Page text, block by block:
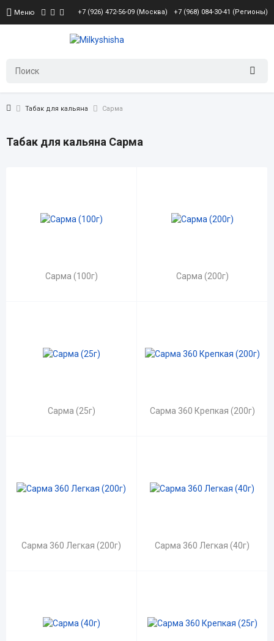
Меню +7 (926) 472-56-09 (Москва) +7 (968) 084-30-41 (Регионы)
Табак для кальяна Сарма
Табак для кальяна Сарма
Сарма (100г) Сарма (200г)
Сарма (25г) Сарма 360 Крепкая (200г)
Сарма 360 Легкая (200г) Сарма 360 Легкая (40г)